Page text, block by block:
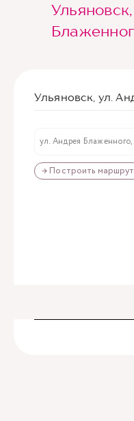
Ульяновск, ул.
ул. Андрея Блаженного,
→ Построить маршрут